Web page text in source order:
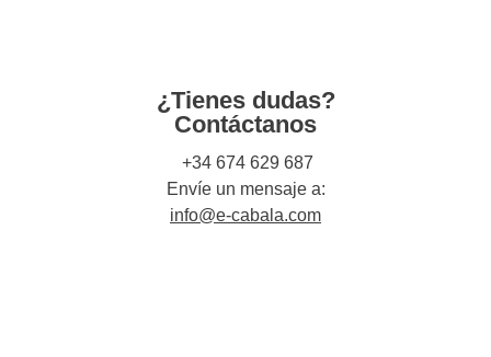
¿Tienes dudas?
Contáctanos
+34 674 629 687
Envíe un mensaje a:
info@e-cabala.com